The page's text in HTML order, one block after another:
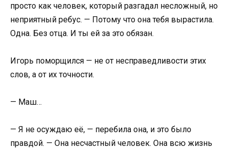
просто как человек, который разгадал несложный, но
неприятный ребус. — Потому что она тебя вырастила.
Одна. Без отца. И ты ей за это обязан.
Игорь поморщился — не от несправедливости этих
слов, а от их точности.
— Маш…
— Я не осуждаю её, — перебила она, и это было
правдой. — Она несчастный человек. Она всю жизнь